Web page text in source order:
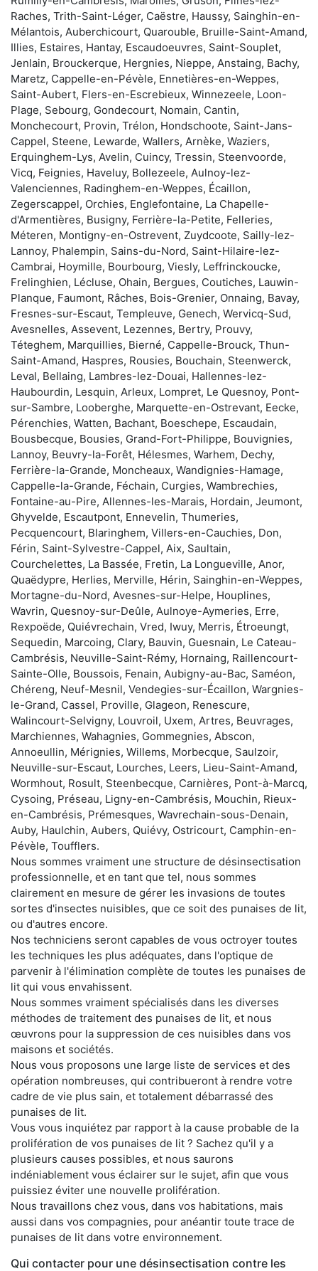
Raches, Trith-Saint-Léger, Caëstre, Haussy, Sainghin-en-
Mélantois, Auberchicourt, Quarouble, Bruille-Saint-Amand,
Illies, Estaires, Hantay, Escaudoeuvres, Saint-Souplet,
Jenlain, Brouckerque, Hergnies, Nieppe, Anstaing, Bachy,
Maretz, Cappelle-en-Pévèle, Ennetières-en-Weppes,
Saint-Aubert, Flers-en-Escrebieux, Winnezeele, Loon-
Plage, Sebourg, Gondecourt, Nomain, Cantin,
Monchecourt, Provin, Trélon, Hondschoote, Saint-Jans-
Cappel, Steene, Lewarde, Wallers, Arnèke, Waziers,
Erquinghem-Lys, Avelin, Cuincy, Tressin, Steenvoorde,
Vicq, Feignies, Haveluy, Bollezeele, Aulnoy-lez-
Valenciennes, Radinghem-en-Weppes, Écaillon,
Zegerscappel, Orchies, Englefontaine, La Chapelle-
d'Armentières, Busigny, Ferrière-la-Petite, Felleries,
Méteren, Montigny-en-Ostrevent, Zuydcoote, Sailly-lez-
Lannoy, Phalempin, Sains-du-Nord, Saint-Hilaire-lez-
Cambrai, Hoymille, Bourbourg, Viesly, Leffrinckoucke,
Frelinghien, Lécluse, Ohain, Bergues, Coutiches, Lauwin-
Planque, Faumont, Râches, Bois-Grenier, Onnaing, Bavay,
Fresnes-sur-Escaut, Templeuve, Genech, Wervicq-Sud,
Avesnelles, Assevent, Lezennes, Bertry, Prouvy,
Téteghem, Marquillies, Bierné, Cappelle-Brouck, Thun-
Saint-Amand, Haspres, Rousies, Bouchain, Steenwerck,
Leval, Bellaing, Lambres-lez-Douai, Hallennes-lez-
Haubourdin, Lesquin, Arleux, Lompret, Le Quesnoy, Pont-
sur-Sambre, Looberghe, Marquette-en-Ostrevant, Eecke,
Pérenchies, Watten, Bachant, Boeschepe, Escaudain,
Bousbecque, Bousies, Grand-Fort-Philippe, Bouvignies,
Lannoy, Beuvry-la-Forêt, Hélesmes, Warhem, Dechy,
Ferrière-la-Grande, Moncheaux, Wandignies-Hamage,
Cappelle-la-Grande, Féchain, Curgies, Wambrechies,
Fontaine-au-Pire, Allennes-les-Marais, Hordain, Jeumont,
Ghyvelde, Escautpont, Ennevelin, Thumeries,
Pecquencourt, Blaringhem, Villers-en-Cauchies, Don,
Férin, Saint-Sylvestre-Cappel, Aix, Saultain,
Courchelettes, La Bassée, Fretin, La Longueville, Anor,
Quaëdypre, Herlies, Merville, Hérin, Sainghin-en-Weppes,
Mortagne-du-Nord, Avesnes-sur-Helpe, Houplines,
Wavrin, Quesnoy-sur-Deûle, Aulnoye-Aymeries, Erre,
Rexpoëde, Quiévrechain, Vred, Iwuy, Merris, Étroeungt,
Sequedin, Marcoing, Clary, Bauvin, Guesnain, Le Cateau-
Cambrésis, Neuville-Saint-Rémy, Hornaing, Raillencourt-
Sainte-Olle, Boussois, Fenain, Aubigny-au-Bac, Saméon,
Chéreng, Neuf-Mesnil, Vendegies-sur-Écaillon, Wargnies-
le-Grand, Cassel, Proville, Glageon, Renescure,
Walincourt-Selvigny, Louvroil, Uxem, Artres, Beuvrages,
Marchiennes, Wahagnies, Gommegnies, Abscon,
Annoeullin, Mérignies, Willems, Morbecque, Saulzoir,
Neuville-sur-Escaut, Lourches, Leers, Lieu-Saint-Amand,
Wormhout, Rosult, Steenbecque, Carnières, Pont-à-Marcq,
Cysoing, Préseau, Ligny-en-Cambrésis, Mouchin, Rieux-
en-Cambrésis, Prémesques, Wavrechain-sous-Denain,
Auby, Haulchin, Aubers, Quiévy, Ostricourt, Camphin-en-
Pévèle, Toufflers.
Nous sommes vraiment une structure de désinsectisation
professionnelle, et en tant que tel, nous sommes
clairement en mesure de gérer les invasions de toutes
sortes d'insectes nuisibles, que ce soit des punaises de lit,
ou d'autres encore.
Nos techniciens seront capables de vous octroyer toutes
les techniques les plus adéquates, dans l'optique de
parvenir à l'élimination complète de toutes les punaises de
lit qui vous envahissent.
Nous sommes vraiment spécialisés dans les diverses
méthodes de traitement des punaises de lit, et nous
œuvrons pour la suppression de ces nuisibles dans vos
maisons et sociétés.
Nous vous proposons une large liste de services et des
opération nombreuses, qui contribueront à rendre votre
cadre de vie plus sain, et totalement débarrassé des
punaises de lit.
Vous vous inquiétez par rapport à la cause probable de la
prolifération de vos punaises de lit ? Sachez qu'il y a
plusieurs causes possibles, et nous saurons
indéniablement vous éclairer sur le sujet, afin que vous
puissiez éviter une nouvelle prolifération.
Nous travaillons chez vous, dans vos habitations, mais
aussi dans vos compagnies, pour anéantir toute trace de
punaises de lit dans votre environnement.
Qui contacter pour une désinsectisation contre les